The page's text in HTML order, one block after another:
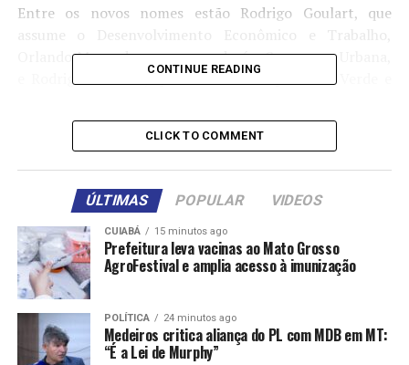
Entre os novos nomes estão Rodrigo Goulart, que
Orlando Morando, que comandará a Segurança Urbana,
e Rodrigo Ashiuchi, que vai liderar a pasta de Verde e
para Cultura e Economia Criativa, será dirigida por Totó
Parente.
Houve também reorganizações internas: Enrico Misasi
assume a Casa Civil, enquanto Fabrício Cobra passa para
Subprefeituras e Clodoaldo Pelissioni lidera a nova
Secretaria de Planejamento e Eficiência. A advogada
Luciana Sant’Ana Nardi é a nova Procuradora Geral do
Município, escolhida após a morte de Marina Magro.
Confira abaixo a lista dos secretários municipais
anunciados para a gestão de Ricardo Nunes:
CONTINUE READING
CLICK TO COMMENT
ÚLTIMAS POPULAR VIDEOS
CUIABÁ 15 minutos ago
Prefeitura leva vacinas ao Mato Grosso
AgroFestival e amplia acesso à imunização
POLÍTICA 24 minutos ago
Medeiros critica aliança do PL com MDB em MT:
“É a Lei de Murphy”